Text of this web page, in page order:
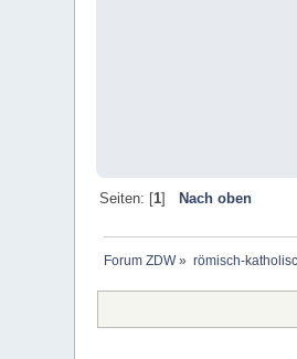
Seiten: [1]
Nach oben
Forum ZDW» römisch-